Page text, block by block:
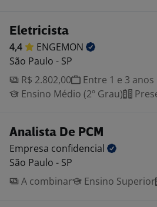
Eletricista
4,4
ENGEMON
São Paulo - SP
R$ 2.802,00
Entre 1 e 3 anos
Ensino Médio (2º Grau)
Analista De PCM
Empresa confidencial
São Paulo - SP
A combinar
Ensino Superior